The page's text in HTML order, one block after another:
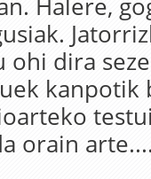
Halere,
dira
kanpotik
orain